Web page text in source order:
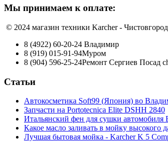
Мы принимаем к оплате:
© 2024 магазин техники Karcher -
8 (4922) 60-20-24 Владимир
8 (919) 015-91-94Муром
8 (904) 596-25-24Ремонт Сергиев Посад
Статьи
Автокосметика Soft99 (Япония) во
Запчасти на Portotecnica Elite DSHH 2840
Итальянский фен для сушки автомобиля
Какое масло заливать в мойку высокого
Лучшая бытовая мойка - Karcher K 5